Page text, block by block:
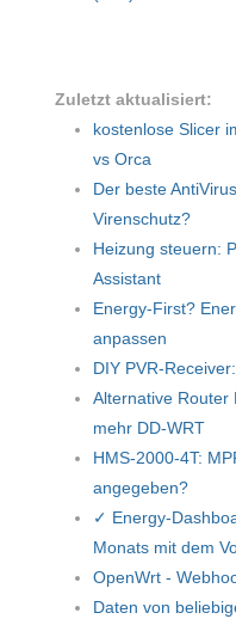
Zuletzt aktualisiert:
kostenlose Slicer
vs Orca
Der beste
Virenschutz?
Heizung steuern:
Assistant
Energy-First?
anpassen
DIY PVR-
Alternative Router
mehr DD-WRT
HMS-2000-4T:
angegeben?
✓ Energy-
Monats mit dem
OpenWrt -
Daten von